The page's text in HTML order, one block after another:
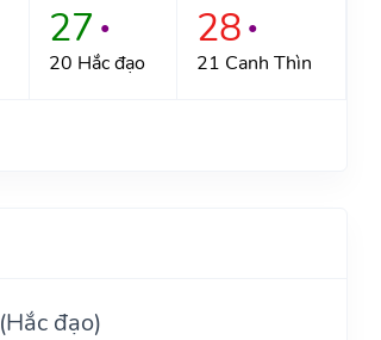
27 ●
20 Hắc đạo
28 ●
21 Canh Thìn
đạo)